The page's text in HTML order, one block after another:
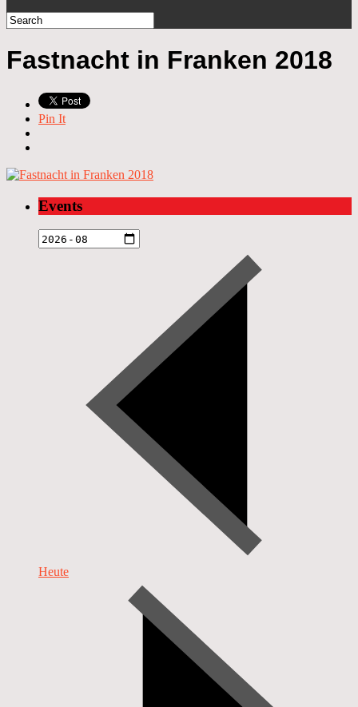
Fastnacht in Franken 2018
Pin It
Events
Heute